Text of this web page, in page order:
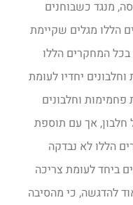
מנגד כשבוחנים
הללו מגלים שקיימת
המחקרים הללו
יחדיו לעומת
וחלבונים
חלבון, אך עם תוספת
הללו לא נבדקה
ביחד לעומת צריכה
להדגשה, כי מהסיבה